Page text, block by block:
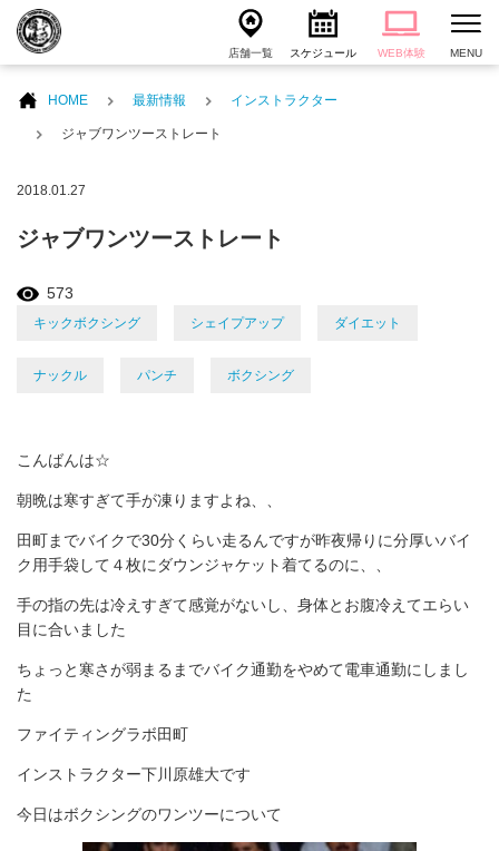
店舗一覧 スケジュール WEB体験 MENU
HOME 最新情報 インストラクター
ジャブワンツーストレート
2018.01.27
ジャブワンツーストレート
573
キックボクシング シェイプアップ ダイエット
ナックル パンチ ボクシング
こんばんは☆
朝晩は寒すぎて手が凍りますよね、、
田町までバイクで30分くらい走るんですが昨夜帰りに分厚いバイ
ク用手袋して４枚にダウンジャケット着てるのに、、
手の指の先は冷えすぎて感覚がないし、身体とお腹冷えてエらい
目に合いました
ちょっと寒さが弱まるまでバイク通勤をやめて電車通勤にしまし
た
ファイティングラボ田町
インストラクター下川原雄大です
今日はボクシングのワンツーについて